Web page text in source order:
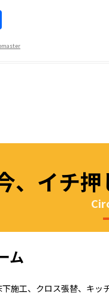
有
、イチ押
ム
下施工、クロス張替、キッ